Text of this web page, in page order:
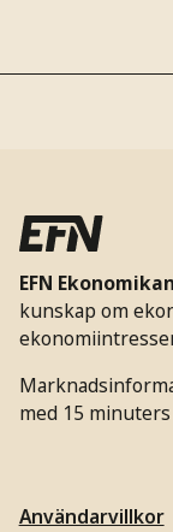
EFN
kunskap om
med 15
Användarvillkor